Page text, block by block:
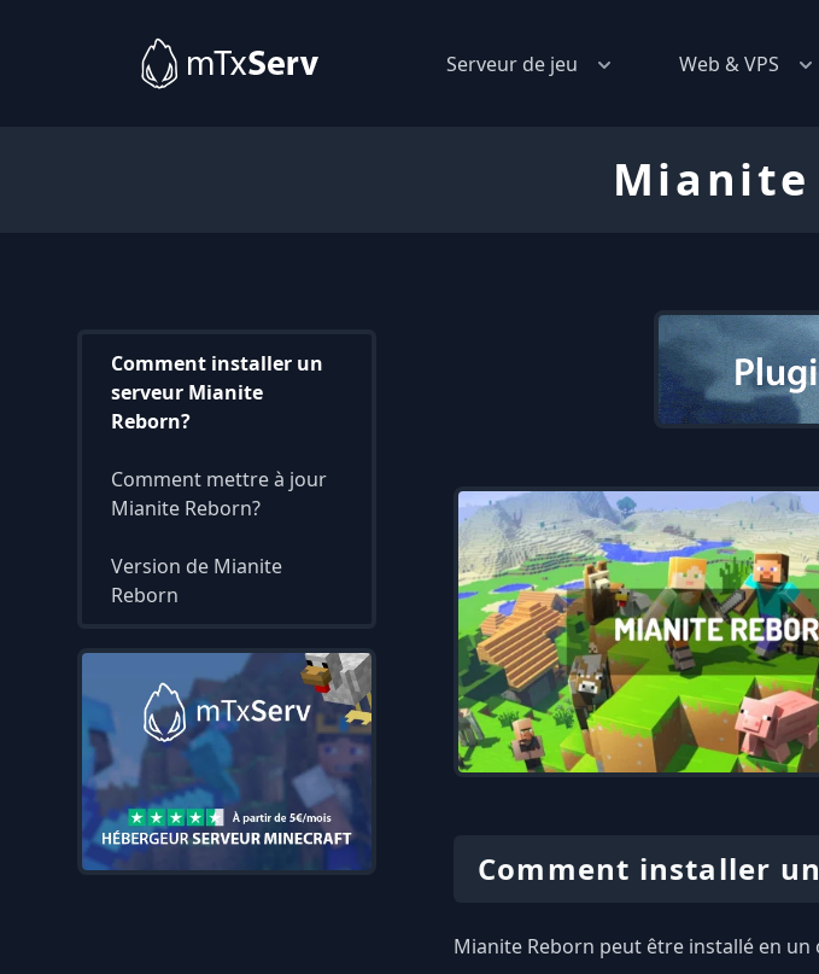
Serveur de jeu Web & VPS
Mianite
Comment installer un
serveur Mianite
Reborn?
Comment mettre à jour
Mianite Reborn?
Version de Mianite
Reborn
Comment installer
Mianite Reborn peut être installé en